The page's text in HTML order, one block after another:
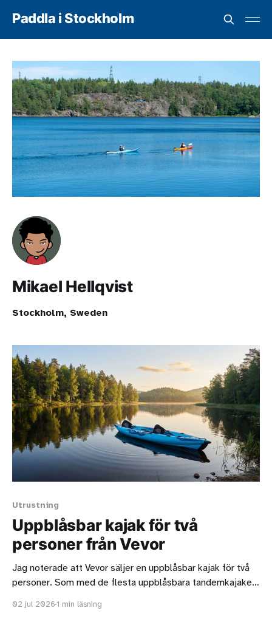
Paddla i Stockholm
Mikael Hellqvist
Stockholm, Sweden
Utrustning
Uppblåsbar kajak för två
personer från Vevor
Jag noterade att Vevor säljer en uppblåsbar kajak för två
personer. Som med de flesta uppblåsbara tandemkajaker
två långa personer. Kajaken från Vevor är strax under 4,4
02 jul 20261 min läsning